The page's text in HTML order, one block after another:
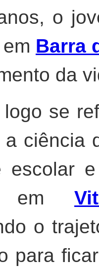
o
Barra
da
se
a ciência
escolar
em
o
para